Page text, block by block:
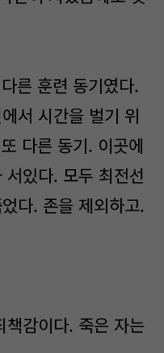
른 훈련 동기였다.
서 시간을 벌기 위
다른 동기. 이곳에
있다. 모두 최전선
다. 존을 제외하고.
감이다. 죽은 자는